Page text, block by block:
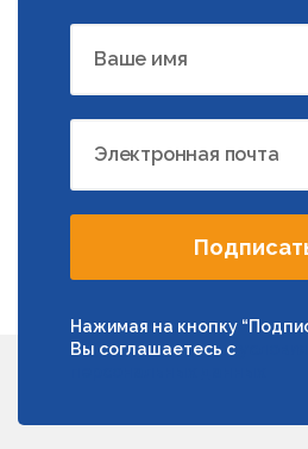
Ваше имя
Электронная почта
Нажимая на кнопку
Вы соглашаетесь с